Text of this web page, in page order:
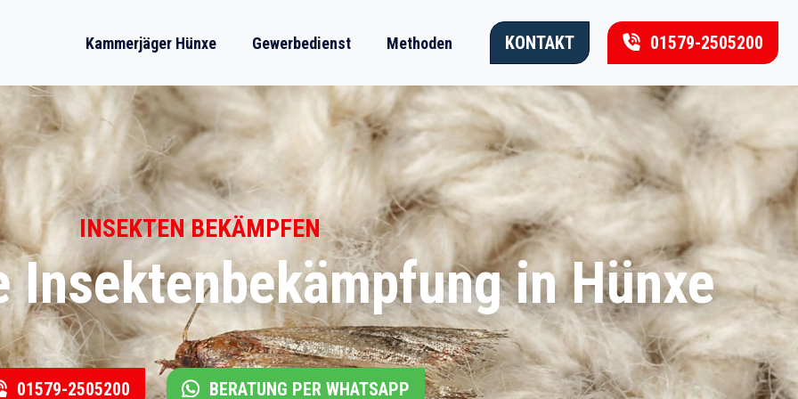
Kammerjäger Hünxe Gewerbedienst Methoden KONTAKT 01579-2505200
INSEKTEN BEKÄMPFEN
Insektenbekämpfung in Hünxe
01579-2505200 BERATUNG PER WHATSAPP